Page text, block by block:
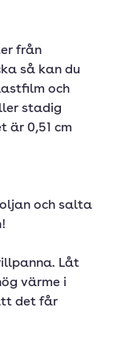
från
så kan du
och
stadig
är 0,51 cm
och salta
Låt
värme i
det får